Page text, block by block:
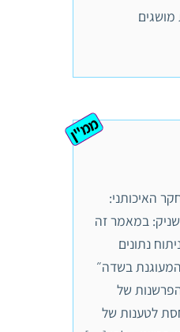
ממ"ן
האיכותני:
במאמר זה
נתונים
בשדה״
של
לטענות של